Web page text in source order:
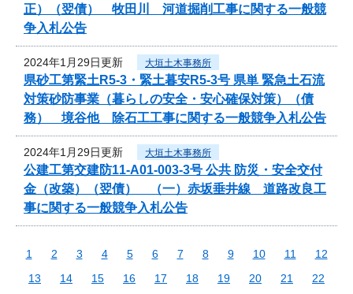
正）（翌債） 牧田川 河道掘削工事に関する一般競
争入札公告
2024年1月29日更新 大垣土木事務所
県砂工第緊土R5-3・緊土暮安R5-3号 県単 緊急土石流
対策砂防事業（暮らしの安全・安心確保対策）（債
務） 境谷他 除石工工事に関する一般競争入札公告
2024年1月29日更新 大垣土木事務所
公建工第交建防11-A01-003-3号 公共 防災・安全交付
金（改築）（翌債） （一）赤坂垂井線 道路改良工
事に関する一般競争入札公告
1 2 3 4 5 6 7 8 9 10 11
12
13
14 15 16 17 18 19 20 21
22